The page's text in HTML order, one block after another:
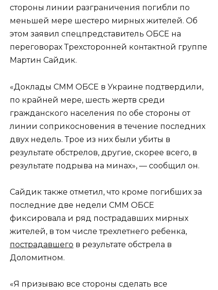
стороны линии разграничения погибли по
меньшей мере шестеро мирных жителей. Об
этом заявил спецпредставитель ОБСЕ на
переговорах Трехсторонней контактной группе
Мартин Сайдик.
«Доклады СММ ОБСЕ в Украине подтвердили,
по крайней мере, шесть жертв среди
гражданского населения по обе стороны от
линии соприкосновения в течение последних
двух недель. Трое из них были убиты в
результате обстрелов, другие, скорее всего, в
результате подрыва на минах», — сообщил он.
Сайдик также отметил, что кроме погибших за
последние две недели СММ ОБСЕ
фиксировала и ряд пострадавших мирных
жителей, в том числе трехлетнего ребенка,
пострадавшего в результате обстрела в
Доломитном.
«Я призываю все стороны сделать все